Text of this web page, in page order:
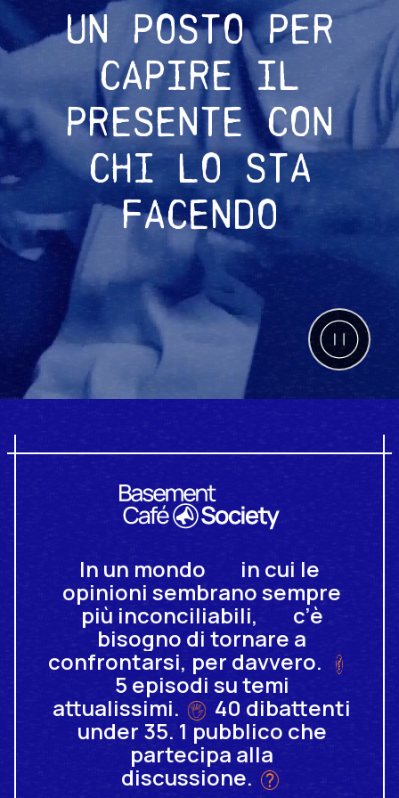
UN POSTO PER
CAPIRE IL
PRESENTE CON
CHI LO STA
FACENDO
Basement
In un mondo in cui le
opinioni sembranosempre
più inconciliabili, c’è
bisogno di tornare a
confrontarsi, per davvero.
5 episodi sutemi
attualissimi. 40 dibattenti
under 35. 1 pubblico che
partecipa alla
discussione.